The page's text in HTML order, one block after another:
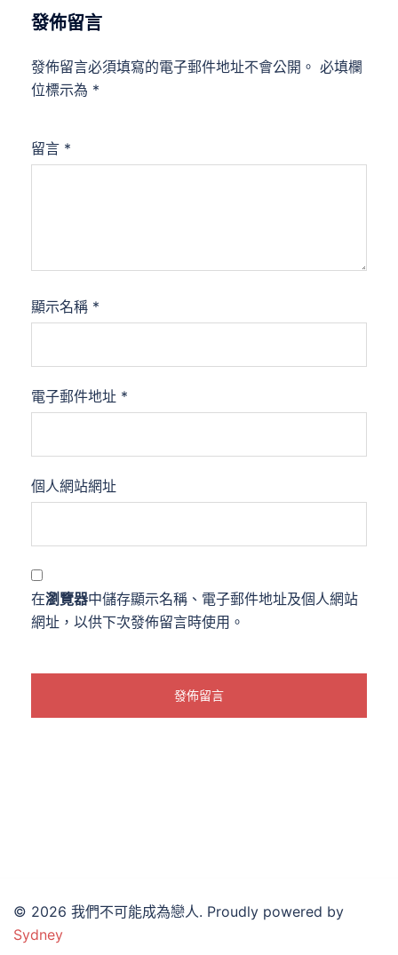
發佈留言
發佈留言必須填寫的電子郵件地址不會公開。 必填欄
位標示為 *
留言 *
顯示名稱 *
電子郵件地址 *
個人網站網址
在瀏覽器中儲存顯示名稱、電子郵件地址及個人網站
網址，以供下次發佈留言時使用。
© 2026 我們不可能成為戀人. Proudly powered by
Sydney